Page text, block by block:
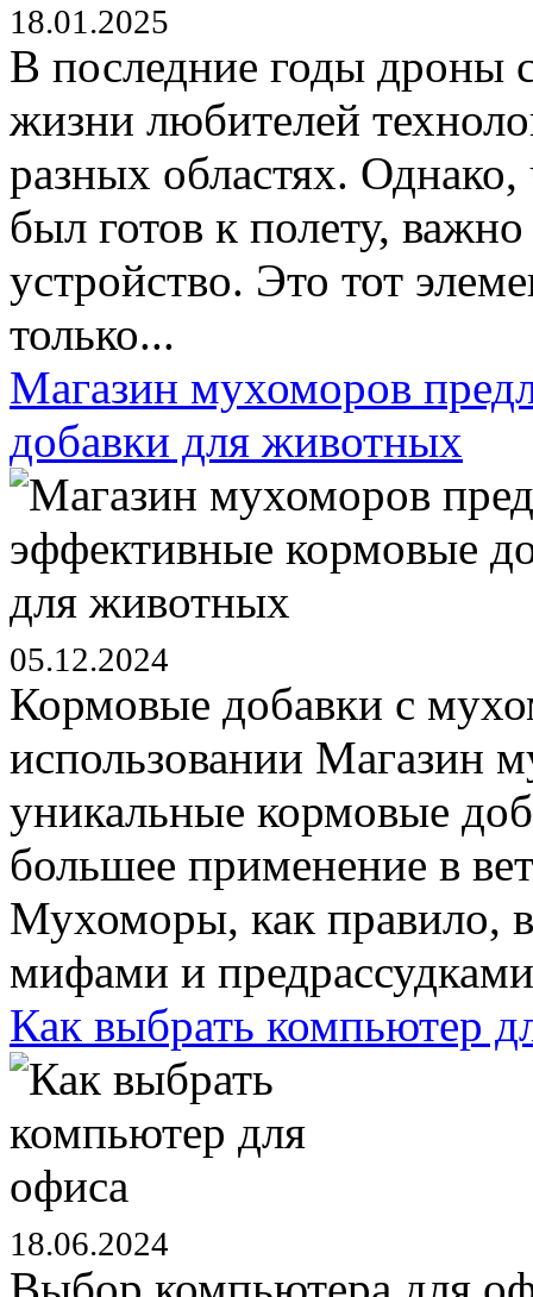
18.01.2025
В последние годы дроны
жизни любителей
разных областях.
был готов к полету,
устройство. Это тот
только...
Магазин мухоморов
добавки для животных
05.12.2024
Кормовые добавки с
использовании Магазин
уникальные кормовые
большее применение в
Мухоморы, как правило,
мифами и
Как выбрать компьютер
18.06.2024